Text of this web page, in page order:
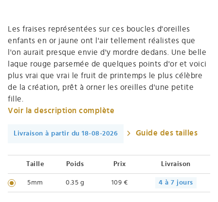
Les fraises représentées sur ces boucles d'oreilles
enfants en or jaune ont l'air tellement réalistes que
l'on aurait presque envie d'y mordre dedans. Une belle
laque rouge parsemée de quelques points d'or et voici
plus vrai que vrai le fruit de printemps le plus célèbre
de la création, prêt à orner les oreilles d'une petite
fille.
Voir la description complète
Livraison à partir du 18-08-2026 Guide des tailles
Taille Poids Prix Livraison
5mm 0.35 g 109 € 4 à 7 jours